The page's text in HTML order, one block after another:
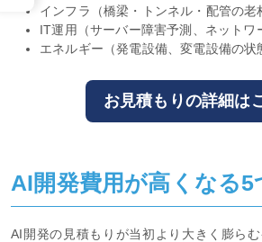
インフラ（橋梁・トンネル・配管の老
IT運用（サーバー障害予測、ネットワ
エネルギー（発電設備、変電設備の状
お見積もりの詳細は
AI開発費用が高くなる5
AI開発の見積もりが当初より大きく膨ら